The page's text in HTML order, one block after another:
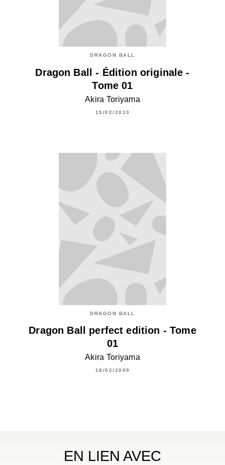
DRAGON BALL
Dragon Ball - Édition originale -
Tome 01
Akira Toriyama
15/02/2010
DRAGON BALL
Dragon Ball perfect edition - Tome
01
Akira Toriyama
18/02/2009
EN LIEN AVEC